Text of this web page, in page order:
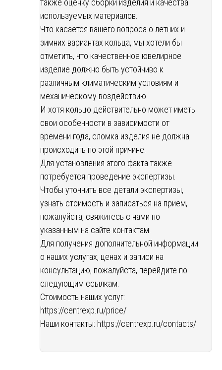
также оценку сборки изделия и качества
используемых материалов.
Что касается вашего вопроса о летних и
зимних вариантах кольца, мы хотели бы
отметить, что качественное ювелирное
изделие должно быть устойчиво к
различным климатическим условиям и
механическому воздействию.
И хотя кольцо действительно может иметь
свои особенности в зависимости от
времени года, сломка изделия не должна
происходить по этой причине.
Для установления этого факта также
потребуется проведение экспертизы.
Чтобы уточнить все детали экспертизы,
узнать стоимость и записаться на прием,
пожалуйста, свяжитесь с нами по
указанным на сайте контактам.
Для получения дополнительной информации
о наших услугах, ценах и записи на
консультацию, пожалуйста, перейдите по
следующим ссылкам:
Стоимость наших услуг:
https://centrexp.ru/price/
Наши контакты: https://centrexp.ru/contacts/